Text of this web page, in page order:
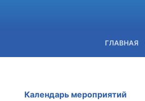
ГЛАВНАЯ
Календарь мероприятий